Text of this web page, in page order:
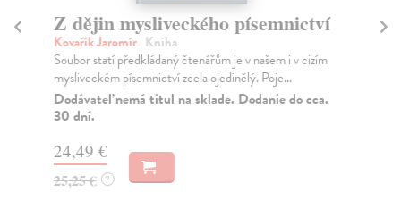
Z dějin mysliveckého písemnictví
Kovařík Jaromír| Kniha
Soubor statí předkládaný čtenářům je v našem i v cizím
mysliveckém písemnictví zcela ojedinělý. Poje...
Dodávateľ nemá titul na sklade. Dodanie do cca.
30 dní.
24,49 €
25,25 € ?